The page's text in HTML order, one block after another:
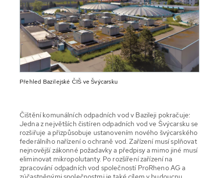
Přehled Bazilejské ČIŠ ve Švýcarsku
Čištění komunálních odpadních vod v Bazileji pokračuje:
Jedna z největších čistíren odpadních vod ve Švýcarsku se
rozšiřuje a přizpůsobuje ustanovením nového švýcarského
federálního nařízení o ochraně vod. Zařízení musí splňovat
nejnovější zákonné požadavky a předpisy a mimo jiné musí
eliminovat mikropolutanty. Po rozšíření zařízení na
zpracování odpadních vod společností ProRheno AG a